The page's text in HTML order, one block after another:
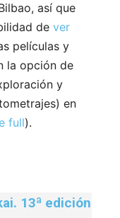
así que
de ver
películas y
la opción de
y
en
full).
13ª edición